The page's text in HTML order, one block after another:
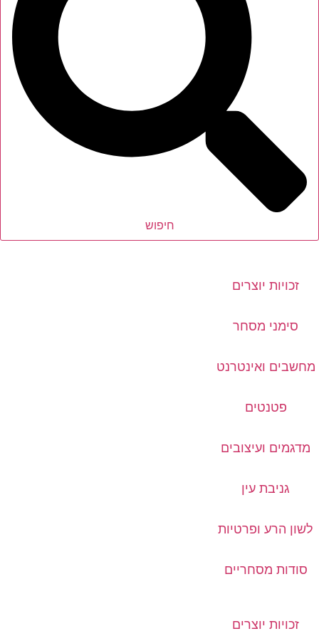
חיפוש
זכויות יוצרים
סימני מסחר
מחשבים ואינטרנט
פטנטים
מדגמים ועיצובים
גניבת עין
לשון הרע ופרטיות
סודות מסחריים
זכויות יוצרים